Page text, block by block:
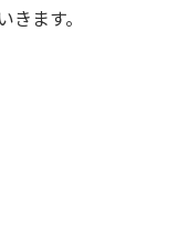
ます。